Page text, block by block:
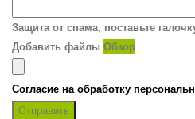
Защита от спама, поставьте
Добавить файлы Обзор
Согласие на обработку
Отправить